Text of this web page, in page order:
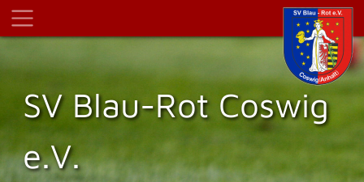
SV Blau-Rot Coswig
e.V.